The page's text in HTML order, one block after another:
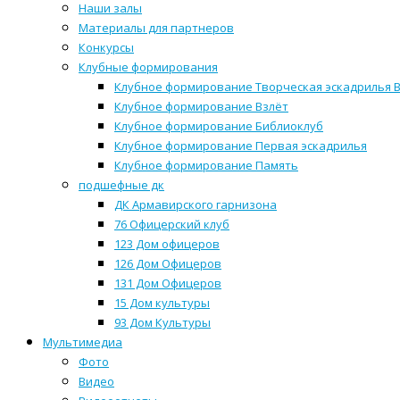
Наши залы
Материалы для партнеров
Конкурсы
Клубные формирования
Клубное формирование Творческая эскадрилья
Клубное формирование Взлёт
Клубное формирование Библиоклуб
Клубное формирование Первая эскадрилья
Клубное формирование Память
подшефные дк
ДК Армавирского гарнизона
76 Офицерский клуб
123 Дом офицеров
126 Дом Офицеров
131 Дом Офицеров
15 Дом культуры
93 Дом Культуры
Мультимедиа
Фото
Видео